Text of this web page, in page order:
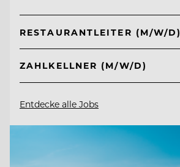
RESTAURANTLEITER (M/W/D)
ZAHLKELLNER (M/W/D)
Entdecke alle Jobs